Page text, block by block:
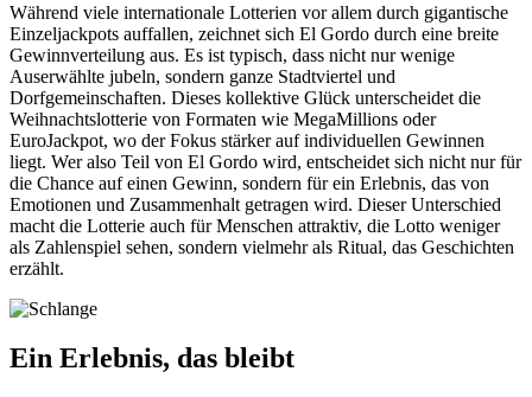
Während viele internationale Lotterien vor allem durch gigantische
Einzeljackpots auffallen, zeichnet sich El Gordo durch eine breite
Gewinnverteilung aus. Es ist typisch, dass nicht nur wenige
Auserwählte jubeln, sondern ganze Stadtviertel und
Dorfgemeinschaften. Dieses kollektive Glück unterscheidet die
Weihnachtslotterie von Formaten wie MegaMillions oder
EuroJackpot, wo der Fokus stärker auf individuellen Gewinnen
liegt. Wer also Teil von El Gordo wird, entscheidet sich nicht nur für
die Chance auf einen Gewinn, sondern für ein Erlebnis, das von
Emotionen und Zusammenhalt getragen wird. Dieser Unterschied
macht die Lotterie auch für Menschen attraktiv, die Lotto weniger
als Zahlenspiel sehen, sondern vielmehr als Ritual, das Geschichten
erzählt.
Ein Erlebnis, das bleibt